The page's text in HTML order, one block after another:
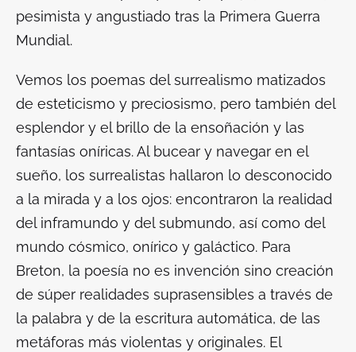
pesimista y angustiado tras la Primera Guerra
Mundial.
Vemos los poemas del surrealismo matizados
de esteticismo y preciosismo, pero también del
esplendor y el brillo de la ensoñación y las
fantasías oníricas. Al bucear y navegar en el
sueño, los surrealistas hallaron lo desconocido
a la mirada y a los ojos: encontraron la realidad
del inframundo y del submundo, así como del
mundo cósmico, onírico y galáctico. Para
Breton, la poesía no es invención sino creación
de súper realidades suprasensibles a través de
la palabra y de la escritura automática, de las
metáforas más violentas y originales. El